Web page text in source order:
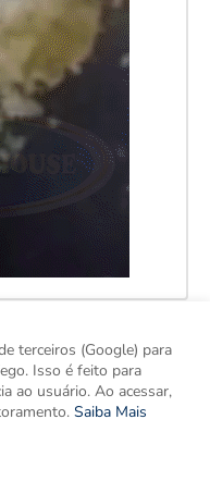
terceiros (Google) para
Isso é feito para
ao usuário. Ao acessar,
Saiba Mais